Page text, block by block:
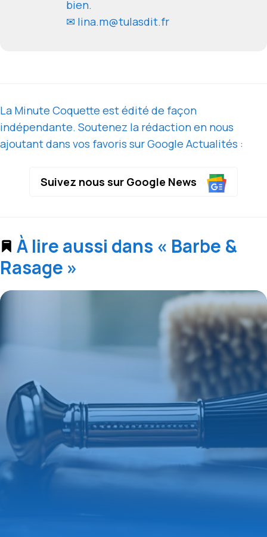
bien.
✉ lina.m@tulasdit.fr
La Minute Coquette est édité de façon
indépendante. Soutenez la rédaction en nous
ajoutant dans vos favoris sur Google Actualités :
Suivez nous sur Google News
À lire aussi dans « Barbe &
Rasage »